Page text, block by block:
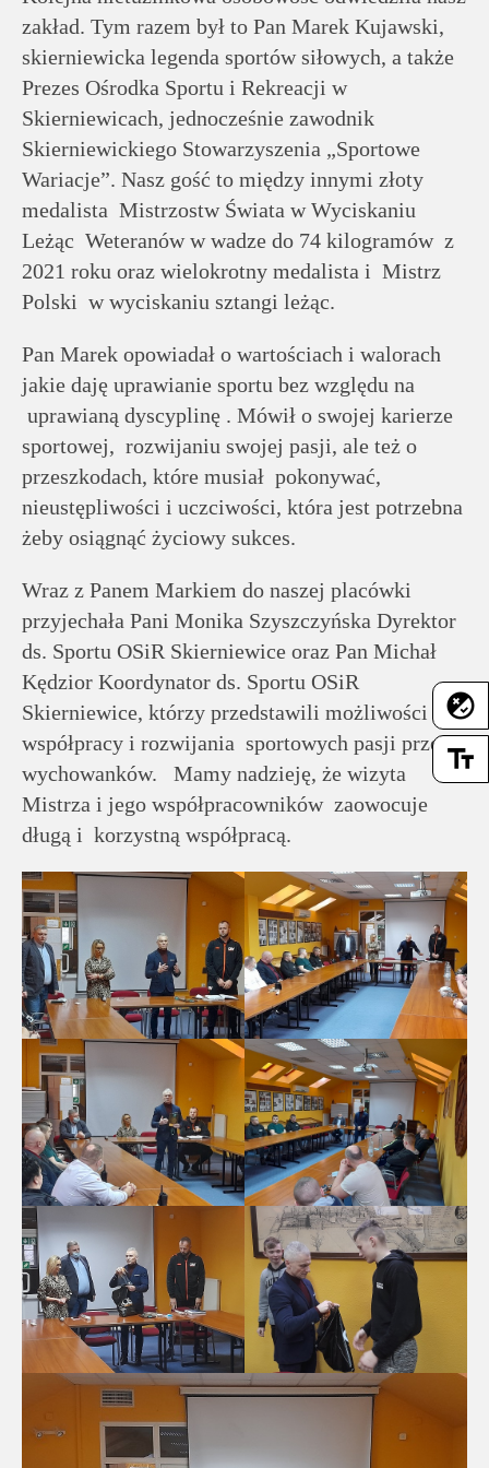
flaky
text_fields
Dla
pracowników
Historia
Wirtualny
spacer
Mapa
strony
Deklaracja
dostępności
zakład. Tym razem był to Pan Marek Kujawski,
skierniewicka legenda sportów siłowych, a także
Prezes Ośrodka Sportu i Rekreacji w
Skierniewicach, jednocześnie zawodnik
Skierniewickiego Stowarzyszenia „Sportowe
Wariacje”. Nasz gość to między innymi złoty
medalista Mistrzostw Świata w Wyciskaniu
Leżąc Weteranów w wadze do 74 kilogramów z
2021 roku oraz wielokrotny medalista i Mistrz
Polski w wyciskaniu sztangi leżąc.
Pan Marek opowiadał o wartościach i walorach
jakie daję uprawianie sportu bez względu na
uprawianą dyscyplinę . Mówił o swojej karierze
sportowej, rozwijaniu swojej pasji, ale też o
przeszkodach, które musiał pokonywać,
nieustępliwości i uczciwości, która jest potrzebna
żeby osiągnąć życiowy sukces.
Wraz z Panem Markiem do naszej placówki
przyjechała Pani Monika Szyszczyńska Dyrektor
ds. Sportu OSiR Skierniewice oraz Pan Michał
Kędzior Koordynator ds. Sportu OSiR
Skierniewice, którzy przedstawili możliwości
współpracy i rozwijania sportowych pasji przez
wychowanków. Mamy nadzieję, że wizyta
Mistrza i jego współpracowników zaowocuje
długą i korzystną współpracą.